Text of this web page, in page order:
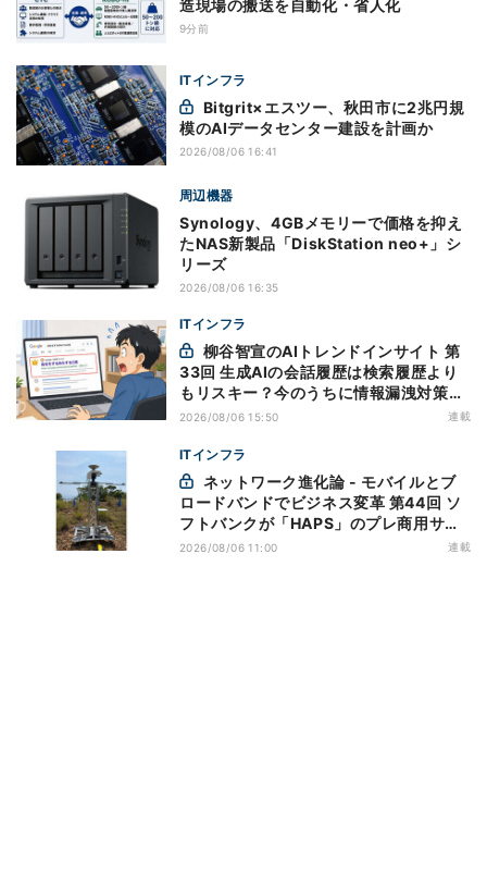
造現場の搬送を自動化・省人化
9分前
ITインフラ
模のAIデータセンター建設を計画か
2026/08/06 16:41
周辺機器
Synology、4GBメモリーで価格を抑え
たNAS新製品「DiskStation neo+」シ
リーズ
2026/08/06 16:35
ITインフラ
33回 生成AIの会話履歴は検索履歴より
もリスキー？今のうちに情報漏洩対策を
万全にしておこう
2026/08/06 15:50 連載
ITインフラ
ロードバンドでビジネス変革 第44回 ソ
フトバンクが「HAPS」のプレ商用サー
ビス開始を表明、本格的な商用展開のめ
2026/08/06 11:00 連載